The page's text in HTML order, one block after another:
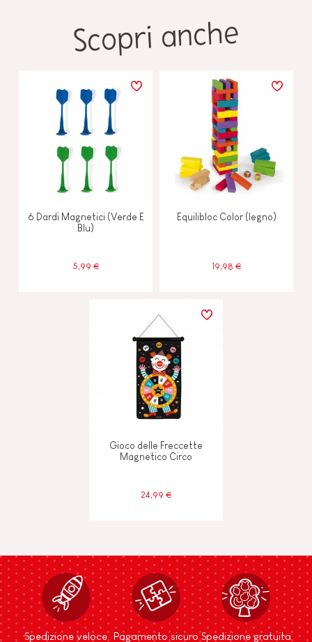
Scopri anche
6 Dardi Magnetici (Verde E
Blu)
5,99 €
Equilibloc Color (legno)
19,98 €
Gioco delle Freccette
Magnetico Circo
24,99 €
Spedizione veloce Pagamento sicuro Spedizione gratuita